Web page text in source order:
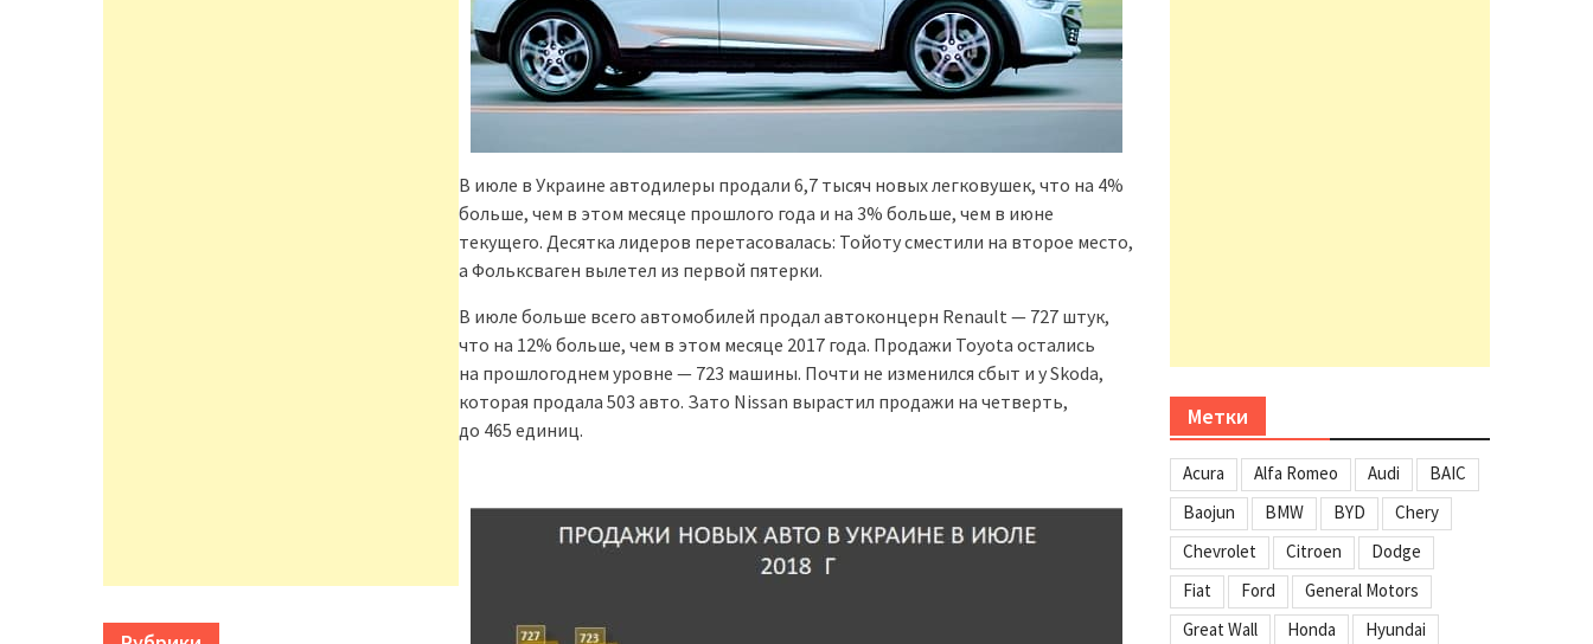
В июле в Украине автодилеры продали 6,7 тысяч новых легковушек, что на 4%
больше, чем в этом месяце прошлого года и на 3% больше, чем в июне
текущего. Десятка лидеров перетасовалась: Тойоту сместили на второе место,
а Фольксваген вылетел из первой пятерки.
В июле больше всего автомобилей продал автоконцерн Renault — 727 штук,
что на 12% больше, чем в этом месяце 2017 года. Продажи Toyota остались
на прошлогоднем уровне — 723 машины. Почти не изменился сбыт и у Skoda,
которая продала 503 авто. Зато Nissan вырастил продажи на четверть,
до 465 единиц.
Метки
Acura Alfa Romeo Audi
BAIC
Baojun
BMW BYD
Chery
Chevrolet
Citroen
Dodge
Fiat
Ford
General Motors
Great Wall
Honda
Hyundai